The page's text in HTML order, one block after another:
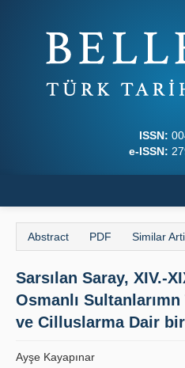
ISSN:
e-ISSN:
About
Journal Boards
Abstract PDF Similar
Sarsılan Saray, XIV.-
Osmanlı
ve Cilluslarma Dair
Ayşe Kayapınar